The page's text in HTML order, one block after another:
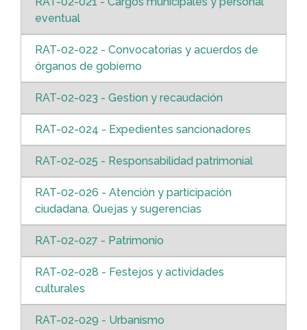
eventual
RAT-02-022 - Convocatorias y acuerdos de
órganos de gobierno
RAT-02-023 - Gestion y recaudación
RAT-02-024 - Expedientes sancionadores
RAT-02-025 - Responsabilidad patrimonial
RAT-02-026 - Atención y participación
ciudadana. Quejas y sugerencias
RAT-02-027 - Patrimonio
RAT-02-028 - Festejos y actividades
culturales
RAT-02-029 - Urbanismo